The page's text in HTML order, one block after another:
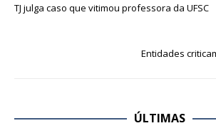
TJ julga caso que vitimou professora da UFSC
Entidades
ÚLTIMAS